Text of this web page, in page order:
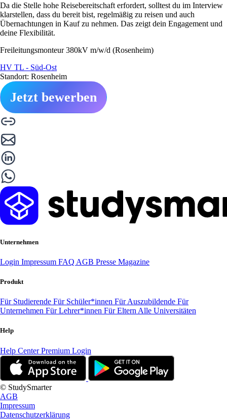
Da die Stelle hohe Reisebereitschaft erfordert, solltest du im Interview
klarstellen, dass du bereit bist, regelmäßig zu reisen und auch
Übernachtungen in Kauf zu nehmen. Das zeigt dein Engagement und
deine Flexibilität.
Freileitungsmonteur 380kV m/w/d (Rosenheim)
HV TL - Süd-Ost
Standort: Rosenheim
Jetzt bewerben
Unternehmen
Login Impressum FAQ AGB Presse Magazine
Produkt
Für Studierende Für Schüler*innen Für Auszubildende Für
Unternehmen Für Lehrer*innen Für Eltern Alle Universitäten
Help
Help CenterPremium Login
© StudySmarter
AGB
Impressum
Datenschutzerklärung